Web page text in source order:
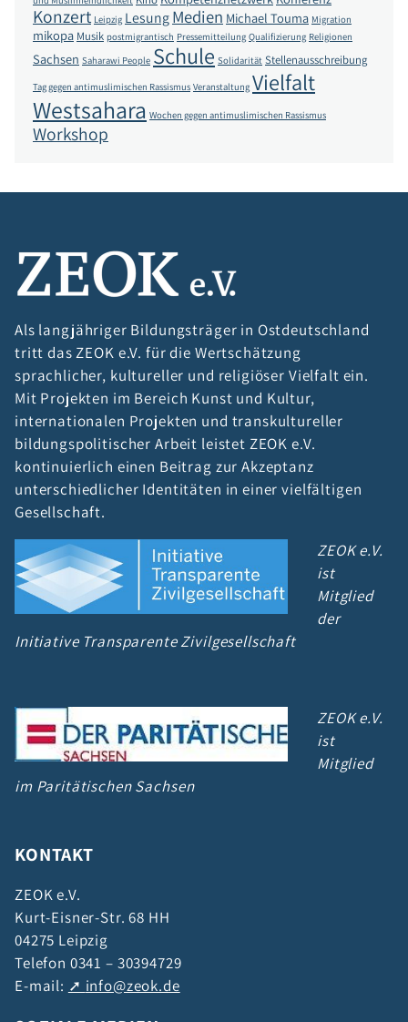
Konzert Leipzig LesungMedien Michael Touma Migration
mikopa Musik postmigrantisch Pressemitteilung Qualifizierung Religionen
Sachsen Saharawi People Schule Solidarität Stellenausschreibung
Tag gegen antimuslimischen Rassismus Veranstaltung Vielfalt
Westsahara Wochen gegen antimuslimischen Rassismus
Workshop
Als langjähriger Bildungsträger in Ostdeutschland
tritt das ZEOK e.V. für die Wertschätzung
sprachlicher, kultureller und religiöser Vielfalt ein.
Mit Projekten im Bereich Kunst und Kultur,
internationalen Projekten und transkultureller
bildungspolitischer Arbeit leistet ZEOK e.V.
kontinuierlich einen Beitrag zur Akzeptanz
unterschiedlicher Identitäten in einer vielfältigen
Gesellschaft.
ZEOK e.V.
ist
Mitglied
der
Initiative Transparente Zivilgesellschaft
ZEOK e.V.
ist
Mitglied
im Paritätischen Sachsen
KONTAKT
ZEOK e.V.
Kurt-Eisner-Str. 68 HH
04275 Leipzig
Telefon 0341 – 30394729
E-mail:
info@zeok.de